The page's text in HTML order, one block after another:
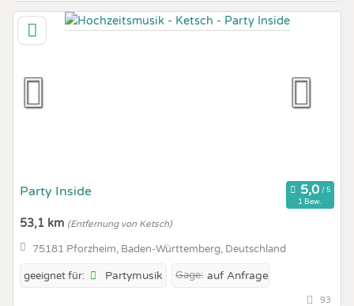
Party Inside
1 Bew.
53,1 km (Entfernung von Ketsch)
75181 Pforzheim, Baden-Württemberg, Deutschland
geeignet für: Partymusik Gage: auf Anfrage
93